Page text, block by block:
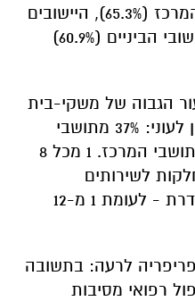
(69.1%) - ואחריהם יישובי המרכז (65.3%), היישובים
ה'מאד מרכזיים' (65.3%), יישובי הביניים (60.9%)
הגבוה של משקי-בית
בפריפריה המוגדרים בסיכון לעוני: 37% מתושבי
הפריפריה - לעומת 22% מתושבי המרכז. 1 מכל 8
לשירותים
חברתיים בעלי נזקקות מוגדרת - לעומת 1 מ-12
לרעה: בתשובה
רפואי מסיבות